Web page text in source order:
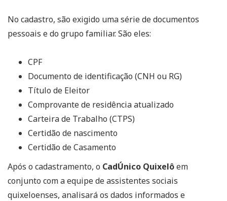
No cadastro, são exigido uma série de documentos
pessoais e do grupo familiar. São eles:
CPF
Documento de identificação (CNH ou RG)
Título de Eleitor
Comprovante de residência atualizado
Carteira de Trabalho (CTPS)
Certidão de nascimento
Certidão de Casamento
Após o cadastramento, o CadÚnico Quixelôem
conjunto com a equipe de assistentes sociais
quixeloenses, analisará os dados informados e